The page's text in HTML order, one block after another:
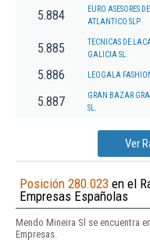
5.884
EURO ASESORES
ATLANTICO SLP
5.885
TECNICAS DE
GALICIA SL.
5.886 LEOGALA
5.887
GRAN BAZAR
SL.
Ver
Posición 280.023 en el
Empresas Españolas
Mendo Mineira Sl se encuentra
Empresas.